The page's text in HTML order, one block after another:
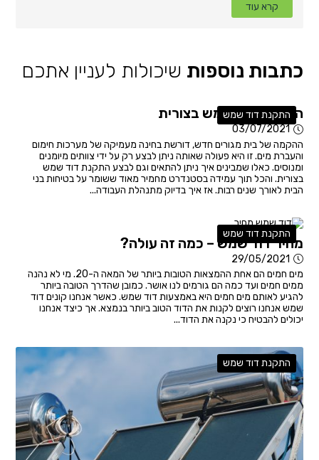
קרא עוד
כתבות נוספות שיכולות לעניין אתכם
התקנת דוד שמש
התקנת דוד שמש בצורית
03/07/2021
ההקמה של בית מגורים חדש, דורשת בחינה מעמיקה של מערכות חימום
והעברת מים. זו היא פעולה שאותה ניתן לבצע רק על ידי צוותים מיומנים
ומנוסים. כאלו שמבינים איך ניתן להתאים וגם לבצע התקנת דוד שמש
בצורית. והכל תוך עמידה בסטנדרט מחמיר מאוד ששומר על בטיחות בני
הבית לאורך שנים רבות. אז איך בדיוק מתנהלת העבודה...
התקנת דוד שמש
מחיר דוד שמש – כמה זה עולה?
29/05/2021
מים חמים הם אחת ההמצאות הטובות ביותר של המאה ה-20. מי לא נהנה
ממים חמים ועד כמה הם גורמים לנו אושר. כמובן שהדרך הטובה ביותר
להגיע לאותם מים חמים היא באמצעות דוד שמש. כאשר אנחנו קונים דוד
שמש אנחנו רוצים לקנות את הדוד הטוב ביותר בנמצא. אך כיצד אנחנו
יכולים להבטיח כי נקנה את הדוד...
התקנת דוד שמש